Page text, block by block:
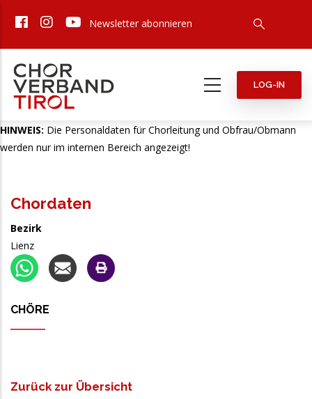
zum
Newsletter abonnieren
LOG-IN
HINWEIS: Die Personaldaten für Chorleitung und Obfrau/Obmann
werden nur im internen Bereich angezeigt!
Chordaten
Bezirk
Lienz
CHÖRE
Zurück zur Übersicht